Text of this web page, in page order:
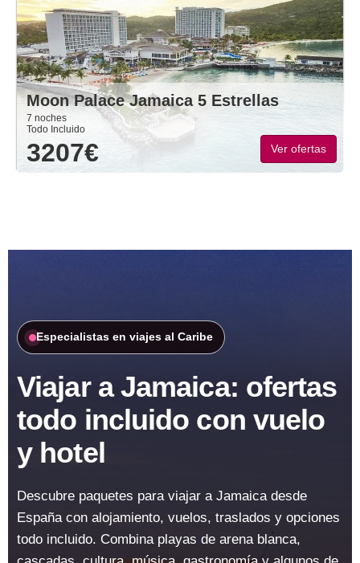
Moon Palace Jamaica 5 Estrellas
7 noches
Todo Incluido
3207€ Ver ofertas
Especialistas en viajes al Caribe
Viajar a Jamaica: ofertas
todo incluido con vuelo
y hotel
Descubre paquetes para viajar a Jamaica desde
España con alojamiento, vuelos, traslados y opciones
todo incluido. Combina playas de arena blanca,